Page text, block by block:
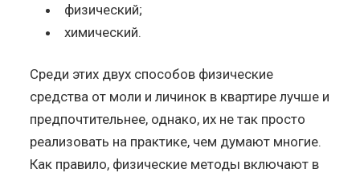
физический;
химический.
Среди этих двух способов физические
средства от моли и личинок в квартире лучше и
предпочтительнее, однако, их не так просто
реализовать на практике, чем думают многие.
Как правило, физические методы включают в